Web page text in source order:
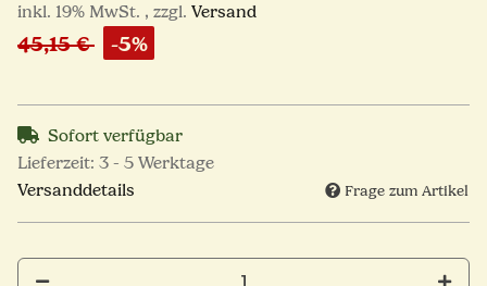
inkl. 19% MwSt. , zzgl. Versand
45,15 € -5%
Sofort verfügbar
Lieferzeit: 3 - 5 Werktage
Versanddetails
Frage zum Artikel